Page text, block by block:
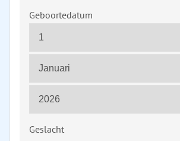
Geboortedatum
Geslacht